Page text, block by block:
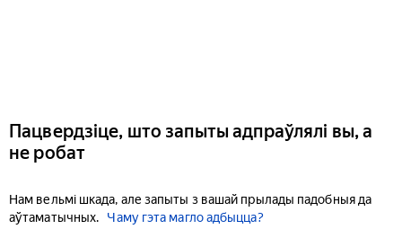
Пацвердзіце, што запыты адпраўлялі вы, а
не робат
Нам вельмі шкада, але запыты з вашай прылады падобныя да
аўтаматычных.
Чаму гэта магло адбыцца?